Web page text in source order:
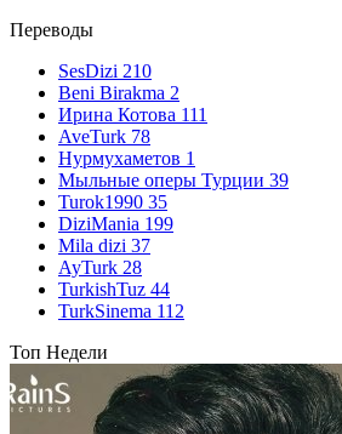
Переводы
SesDizi 210
Beni Birakma 2
Ирина Котова 111
AveTurk 78
Нурмухаметов 1
Мыльные оперы Турции 39
Turok1990 35
DiziMania 199
Mila dizi 37
AyTurk 28
TurkishTuz 44
TurkSinema 112
Топ Недели